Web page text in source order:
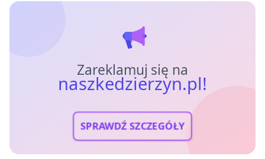
Zareklamuj się na
naszkedzierzyn.pl!
SPRAWDŹ SZCZEGÓŁY